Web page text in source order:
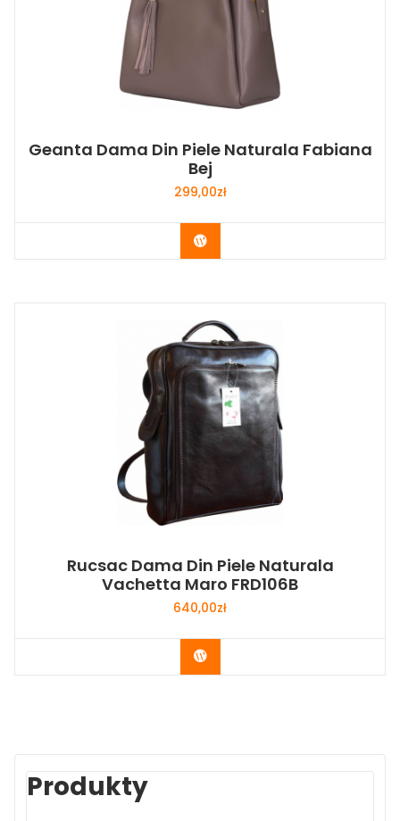
Geanta Dama Din Piele Naturala Fabiana
Bej
299,00zł
Buy Now
Rucsac Dama Din Piele Naturala
Vachetta Maro FRD106B
640,00zł
Buy Now
Produkty